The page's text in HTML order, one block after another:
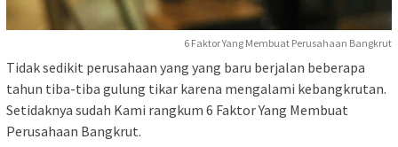
6 Faktor Yang Membuat Perusahaan Bangkrut
Tidak sedikit perusahaan yang yang baru berjalan beberapa
tahun tiba-tiba gulung tikar karena mengalami kebangkrutan.
Setidaknya sudah Kami rangkum 6 Faktor Yang Membuat
Perusahaan Bangkrut.